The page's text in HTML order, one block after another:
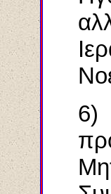
6)